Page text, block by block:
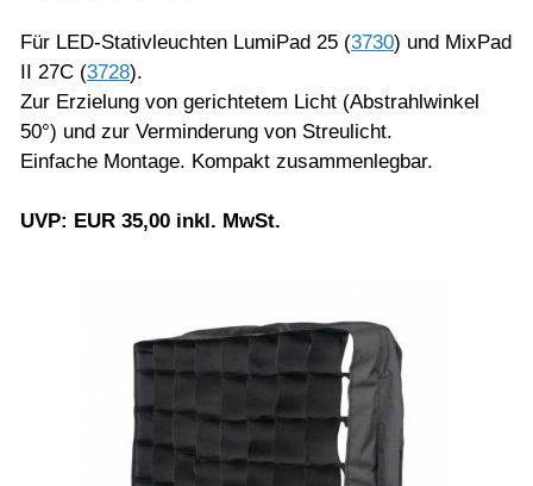
Für LED-Stativleuchten LumiPad 25 (3730) und MixPad
II 27C (3728).
Zur Erzielung von gerichtetem Licht (Abstrahlwinkel
50°) und zur Verminderung von Streulicht.
Einfache Montage. Kompakt zusammenlegbar.
UVP: EUR 35,00 inkl. MwSt.